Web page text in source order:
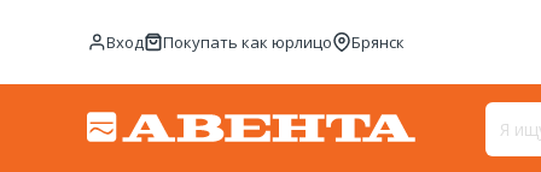
Вход Покупать как юрлицо Брянск